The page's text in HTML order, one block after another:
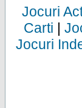
Jocuri
Carti |
Jocuri